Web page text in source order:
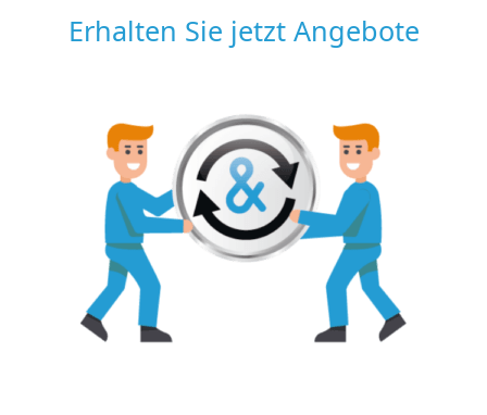
Erhalten Sie jetzt Angebote